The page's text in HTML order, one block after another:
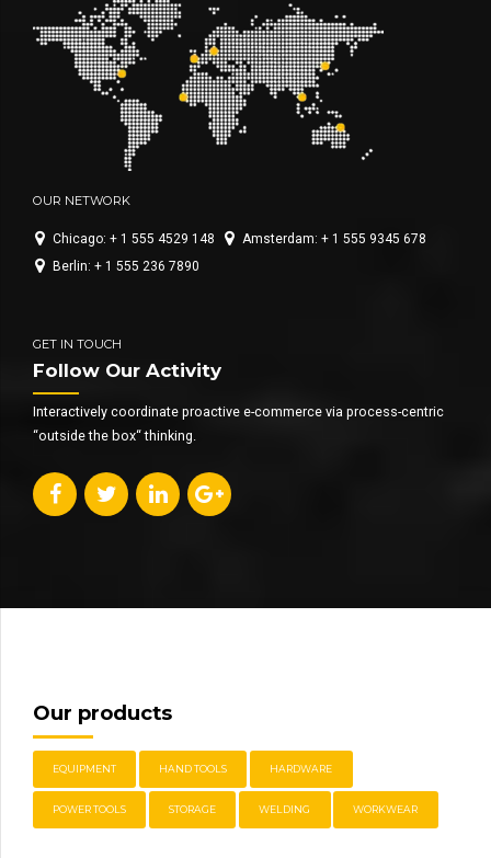
OUR NETWORK
Chicago: + 1 555 4529 148
Amsterdam: + 1 555 9345 678
Berlin: + 1 555 236 7890
GET IN TOUCH
Follow Our Activity
Interactively coordinate proactive e-commerce via process-centric
“outside the box“ thinking.
Our products
EQUIPMENT HAND TOOLS HARDWARE
POWER TOOLS STORAGE WELDING WORKWEAR